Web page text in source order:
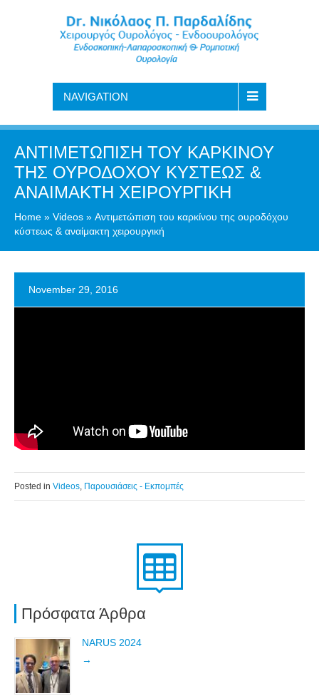
NAVIGATION
ΑΝΤΙΜΕΤΏΠΙΣΗ ΤΟΥ ΚΑΡΚΊΝΟΥ
ΤΗΣ ΟΥΡΟΔΌΧΟΥ ΚΎΣΤΕΩΣ &
ΑΝΑΊΜΑΚΤΗ ΧΕΙΡΟΥΡΓΙΚΉ
Home » Videos » Αντιμετώπιση του καρκίνου της ουροδόχου
κύστεως & αναίμακτη χειρουργική
Πρόσφατα Άρθρα
NARUS 2024
November 29, 2016
Posted in Videos, Παρουσιάσεις - Εκπομπές